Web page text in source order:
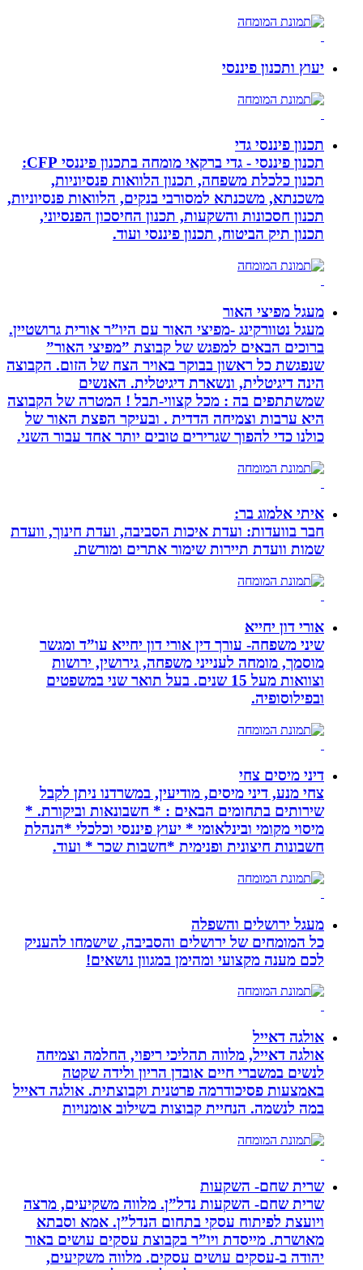
יעוץ ותכנון פיננסי
תכנון פיננסי גדי
תכנון פיננסי - גדי ברקאי מומחה בתכנון פיננסי CFP:
תכנון כלכלת משפחה, תכנון הלוואות פנסיוניות,
משכנתא, משכנתא למסורבי בנקים, הלוואות פנסיוניות,
תכנון חסכונות והשקעות, תכנון החיסכון הפנסיוני,
תכנון תיק הביטוח, תכנון פיננסי ועוד.
מעגל מפיצי האור
מעגל נטוורקינג -מפיצי האור עם היו”ר אורית גרושטיין.
ברוכים הבאים למפגש של קבוצת ”מפיצי האור”
שנפגשת כל ראשון בבוקר באויר הצח של הזום. הקבוצה
הינה דיגיטלית, ונשארת דיגיטלית. האנשים
שמשתתפים בה : מכל קצווי-תבל ! המטרה של הקבוצה
היא ערבות וצמיחה הדדית . ובעיקר הפצת האור של
כולנו כדי להפוך שגרירים טובים יותר אחד עבור השני.
איתי אלמוג בר:
חבר בוועדות: ועדת איכות הסביבה, ועדת חינוך, וועדת
שמות וועדת תיירות שימור אתרים ומורשת.
אורי דון יחייא
שיני משפחה- עורך דין אורי דון יחייא עו”ד ומגשר
מוסמך, מומחה לענייני משפחה, גירושין, ירושות
וצוואות מעל 15 שנים. בעל תואר שני במשפטים
ובפילוסופיה.
דיני מיסים צחי
צחי מנע, דיני מיסים, מודיעין, במשרדנו ניתן לקבל
שירותים בתחומים הבאים : * חשבונאות וביקורת. *
מיסוי מקומי ובינלאומי * יעוץ פיננסי וכלכלי *הנהלת
חשבונות חיצונית ופנימית *חשבות שכר * ועוד.
מעגל ירושלים והשפלה
כל המומחים של ירושלים והסביבה, שישמחו להעניק
לכם מענה מקצועי ומהימן במגוון נושאים!
אולגה דאייל
אולגה דאייל, מלווה תהליכי ריפוי, החלמה וצמיחה
לנשים במשברי חיים אובדן הריון ולידה שקטה
באמצעות פסיכודרמה פרטנית וקבוצתית. אולגה דאייל
במה לנשמה. ‏הנחיית קבוצות בשילוב אומנויות‏
שרית שחם- השקעות
שרית שחם- השקעות נדל”ן. מלווה משקיעים, מרצה
ויועצת לפיתוח עסקי בתחום הנדל”ן. אמא וסבתא
מאושרת. ‏מייסדת ויו”ר בקבוצת עסקים עושים באור
יהודה‏ ב-‏עסקים עושים עסקים‏. ‏מלווה משקיעים,